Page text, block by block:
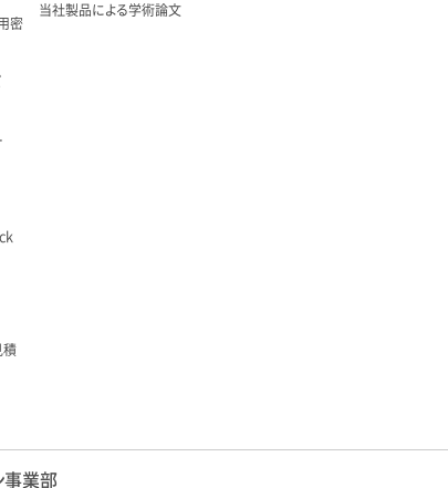
密
積
当社製品による学術論文
事業部